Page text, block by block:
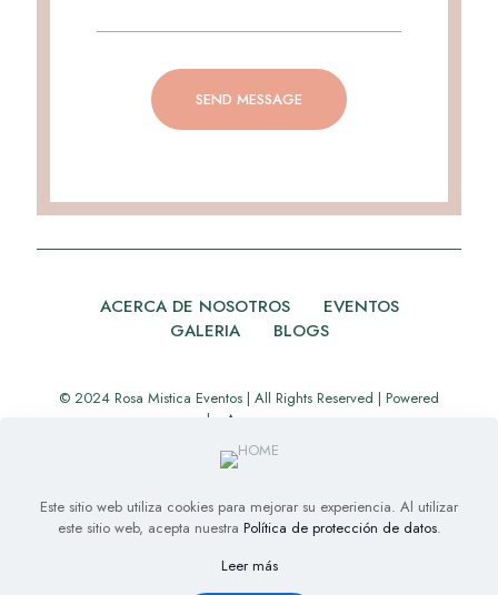
ACERCA DE NOSOTROS
EVENTOS
GALERIA
BLOGS
© 2024 Rosa Mistica Eventos | All Rights Reserved | Powered
by
Appverse
Este sitio web utiliza cookies para mejorar su experiencia. Al utilizar
este sitio web, acepta nuestra Política de protección de datos.
Leer más